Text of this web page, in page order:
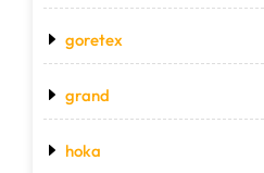
goretex
grand
hoka